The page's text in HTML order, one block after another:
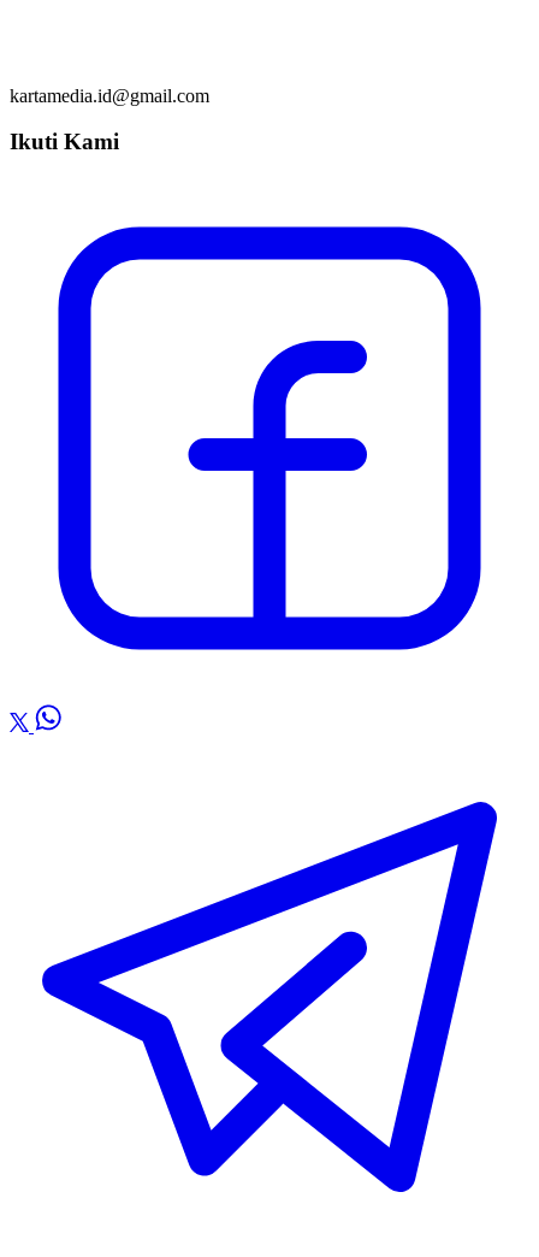
kartamedia.id@gmail.com
Ikuti Kami